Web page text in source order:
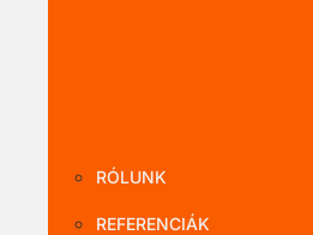
RÓLUNK
REFERENCIÁK